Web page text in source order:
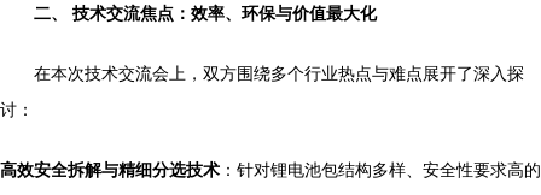
二、 技术交流焦点：效率、环保与价值最大化
在本次技术交流会上，双方围绕多个行业热点与难点展开了深入探
讨：
高效安全拆解与精细分选技术 ：针对锂电池包结构多样、安全性要求高的